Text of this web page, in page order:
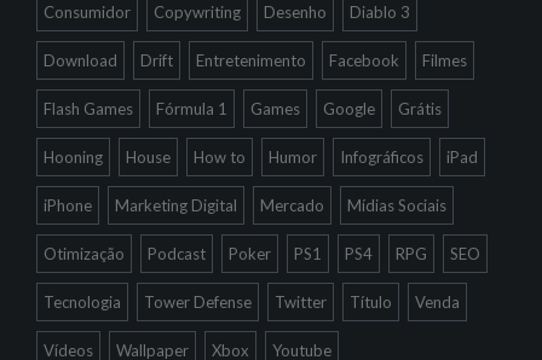
Consumidor Copywriting Desenho Diablo 3
Download Drift Entretenimento Facebook Filmes
Flash Games Fórmula 1 Games Google Grátis
Hooning House How to Humor Infográficos iPad
iPhone Marketing Digital Mercado Mídias Sociais
Otimização Podcast Poker PS1 PS4 RPG SEO
Tecnologia Tower Defense Twitter Título Venda
Vídeos Wallpaper Xbox Youtube